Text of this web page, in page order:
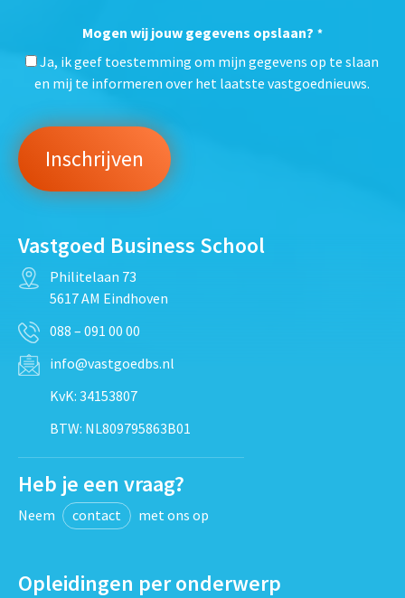
Mogen wij jouw gegevens opslaan? *
Ja, ik geef toestemming om mijn gegevens op te slaan
en mij te informeren over het laatste vastgoednieuws.
Vastgoed Business School
Philitelaan 73
5617 AM Eindhoven
088 – 091 00 00
info@vastgoedbs.nl
KvK: 34153807
BTW: NL809795863B01
Heb je een vraag?
Neem contact met ons op
Opleidingen per onderwerp